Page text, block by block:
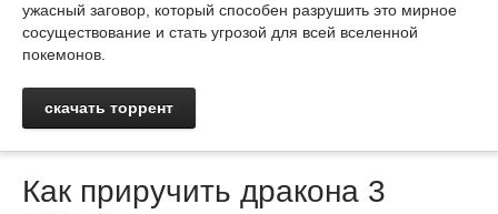
ужасный заговор, который способен разрушить это мирное
сосуществование и стать угрозой для всей вселенной
покемонов.
скачать торрент
Как приручить дракона 3